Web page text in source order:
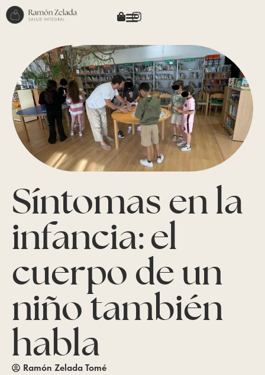
Síntomas en la
infancia: el
cuerpo de un
niño también
habla
Ramón Zelada Tomé